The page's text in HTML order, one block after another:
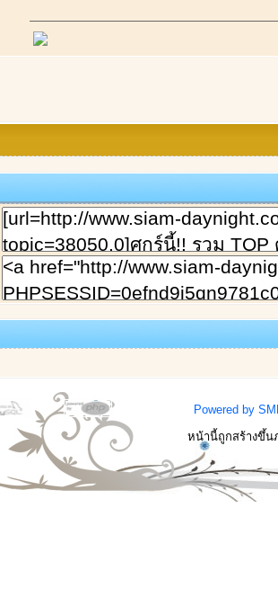
Powered by
หน้านี้ถูกสร้างขึ้น